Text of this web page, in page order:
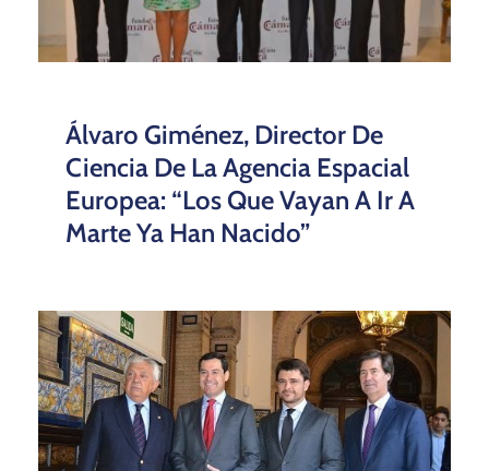
Álvaro Giménez, Director De
Ciencia De La Agencia Espacial
Europea: “Los Que Vayan A Ir A
Marte Ya Han Nacido”